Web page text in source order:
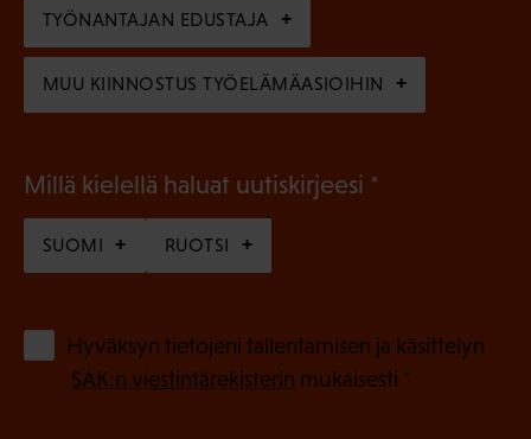
n
)
TYÖNANTAJAN EDUSTAJA
MUU KIINNOSTUS TYÖELÄMÄASIOIHIN
Millä kielellä haluat uutiskirjeesi
o
l
SUOMI RUOTSI
Hyväksyn tietojeni tallentamisen ja käsittelyn
SAK:n viestintärekisterin mukaisesti *